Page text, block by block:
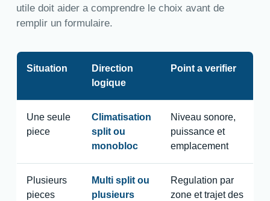
utile doit aider a comprendre le choix avant de
remplir un formulaire.
Situation
Direction
logique
Point a verifier
Une seule
piece
Climatisation
split ou
monobloc
Niveau sonore,
puissance et
emplacement
Plusieurs
pieces
Multi split ou
plusieurs
Regulation par
zone et trajet des